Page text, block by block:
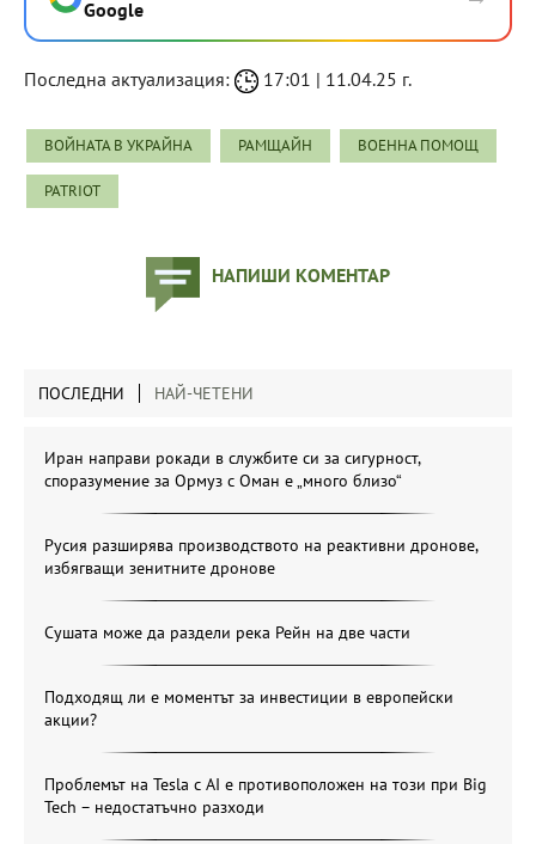
Google
Последна актуализация: 17:01 | 11.04.25 г.
ВОЙНАТА В УКРАЙНА РАМЩАЙН ВОЕННА ПОМОЩ
PATRIOT
НАПИШИ КОМЕНТАР
ПОСЛЕДНИ НАЙ-ЧЕТЕНИ
Иран направи рокади в службите си за сигурност,
споразумение за Ормуз с Оман е „много близо“
Русия разширява производството на реактивни дронове,
избягващи зенитните дронове
Сушата може да раздели река Рейн на две части
Подходящ ли е моментът за инвестиции в европейски
акции?
Проблемът на Tesla с AI е противоположен на този при Big
Tech – недостатъчно разходи